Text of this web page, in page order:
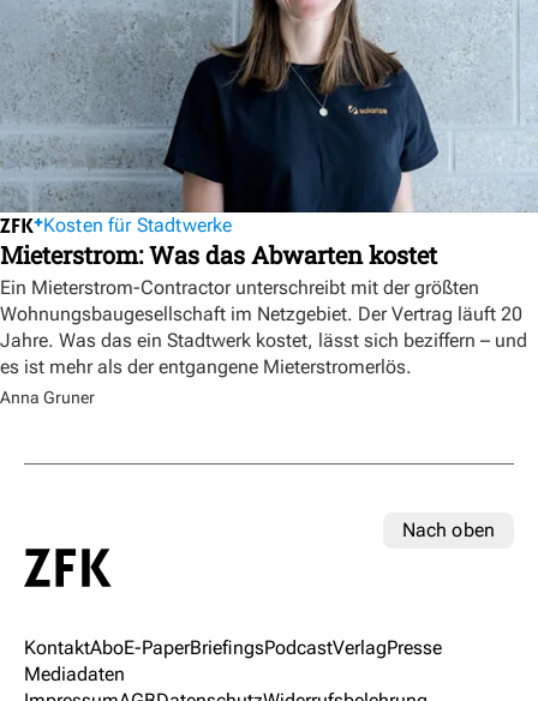
Kosten für Stadtwerke
Mieterstrom: Was das Abwarten kostet
Ein Mieterstrom-Contractor unterschreibt mit der größten
Wohnungsbaugesellschaft im Netzgebiet. Der Vertrag läuft 20
Jahre. Was das ein Stadtwerk kostet, lässt sich beziffern – und
es ist mehr als der entgangene Mieterstromerlös.
Anna Gruner
Nach oben
KontaktAboE-PaperBriefingsPodcastVerlagPresse
Mediadaten